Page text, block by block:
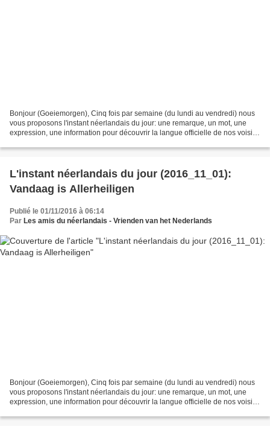
Bonjour (Goeiemorgen), Cinq fois par semaine (du lundi au vendredi) nous
vous proposons l'instant néerlandais du jour: une remarque, un mot, une
expression, une information pour découvrir la langue officielle de nos voisins
L'instant néerlandais du jour (2016_11_01):
Vandaag is Allerheiligen
Publié le 01/11/2016 à 06:14
Par Les amis du néerlandais - Vrienden van het Nederlands
Bonjour (Goeiemorgen), Cinq fois par semaine (du lundi au vendredi) nous
vous proposons l'instant néerlandais du jour: une remarque, un mot, une
expression, une information pour découvrir la langue officielle de nos voisins